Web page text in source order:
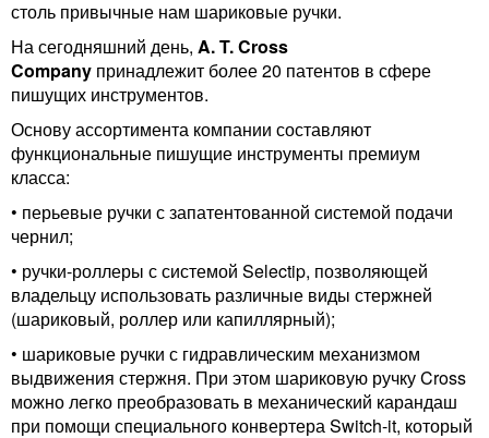
столь привычные нам шариковые ручки.
На сегодняшний день, A. T. Cross
Company принадлежит более 20 патентов в сфере
пишущих инструментов.
Основу ассортимента компании составляют
функциональные пишущие инструменты премиум
класса:
• перьевые ручки с запатентованной системой подачи
чернил;
• ручки-роллеры с системой Selectip, позволяющей
владельцу использовать различные виды стержней
(шариковый, роллер или капиллярный);
• шариковые ручки с гидравлическим механизмом
выдвижения стержня. При этом шариковую ручку Cross
можно легко преобразовать в механический карандаш
при помощи специального конвертера Switch-it, который